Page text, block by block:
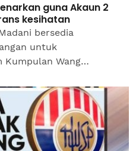
guna Akaun 2
kesihatan
bersedia
untuk
Kumpulan Wang
premium